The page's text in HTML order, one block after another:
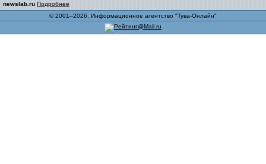
newslab.ru Подробнее
© 2001–2026, Информационное агентство "Тува-Онлайн"